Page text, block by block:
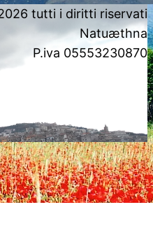
tutti i diritti riservati
Natuæthna
P.iva 05553230870